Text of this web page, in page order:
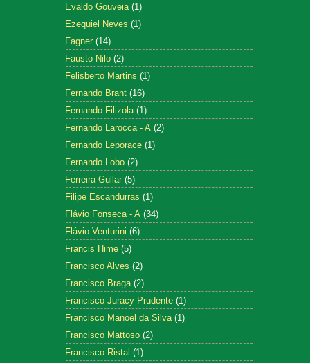
Evaldo Gouveia (1)
Ezequiel Neves (1)
Fagner (14)
Fausto Nilo (2)
Felisberto Martins (1)
Fernando Brant (16)
Fernando Filizola (1)
Fernando Larocca - A (2)
Fernando Leporace (1)
Fernando Lobo (2)
Ferreira Gullar (5)
Filipe Escandurras (1)
Flávio Fonseca - A (34)
Flávio Venturini (6)
Francis Hime (5)
Francisco Alves (2)
Francisco Braga (2)
Francisco Juracy Prudente (1)
Francisco Manoel da Silva (1)
Francisco Mattoso (2)
Francisco Ristal (1)